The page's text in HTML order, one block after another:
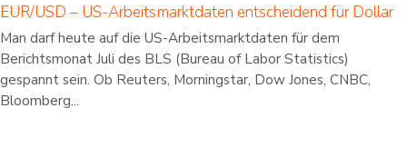
EUR/USD – US-Arbeitsmarktdaten entscheidend für Dollar
Man darf heute auf die US-Arbeitsmarktdaten für dem
Berichtsmonat Juli des BLS (Bureau of Labor Statistics)
gespannt sein. Ob Reuters, Morningstar, Dow Jones, CNBC,
Bloomberg...